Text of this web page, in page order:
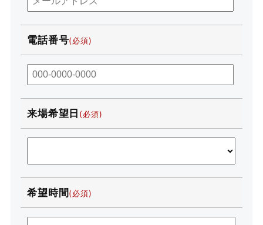
電話番号
来場希望日
希望時間